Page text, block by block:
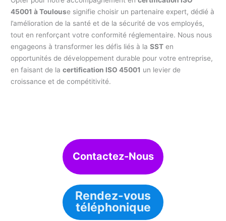
45001 à Toulouse signifie choisir un partenaire expert, dédié à
l’amélioration de la santé et de la sécurité de vos employés,
tout en renforçant votre conformité réglementaire. Nous nous
engageons à transformer les défis liés à laSST en
opportunités de développement durable pour votre entreprise,
en faisant de lacertification ISO 45001 un levier de
croissance et de compétitivité.
Contactez-Nous
Rendez-vous
téléphonique